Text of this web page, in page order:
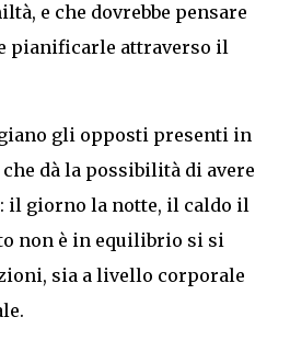
e che dovrebbe pensare
pianificarle attraverso il
gli opposti presenti in
dà la possibilità di avere
il giorno la notte, il caldo il
non è in equilibrio si si
sia a livello corporale